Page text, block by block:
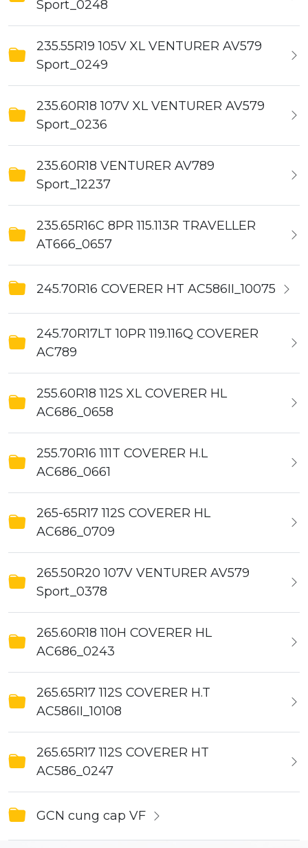
Sport_0248
235.55R19 105V XL VENTURER AV579
Sport_0249
235.60R18 107V XL VENTURER AV579
Sport_0236
235.60R18 VENTURER AV789
Sport_12237
235.65R16C 8PR 115.113R TRAVELLER
AT666_0657
245.70R16 COVERER HT AC586II_10075
245.70R17LT 10PR 119.116Q COVERER
AC789
255.60R18 112S XL COVERER HL
AC686_0658
255.70R16 111T COVERER H.L
AC686_0661
265-65R17 112S COVERER HL
AC686_0709
265.50R20 107V VENTURER AV579
Sport_0378
265.60R18 110H COVERER HL
AC686_0243
265.65R17 112S COVERER H.T
AC586II_10108
265.65R17 112S COVERER HT
AC586_0247
GCN cung cap VF